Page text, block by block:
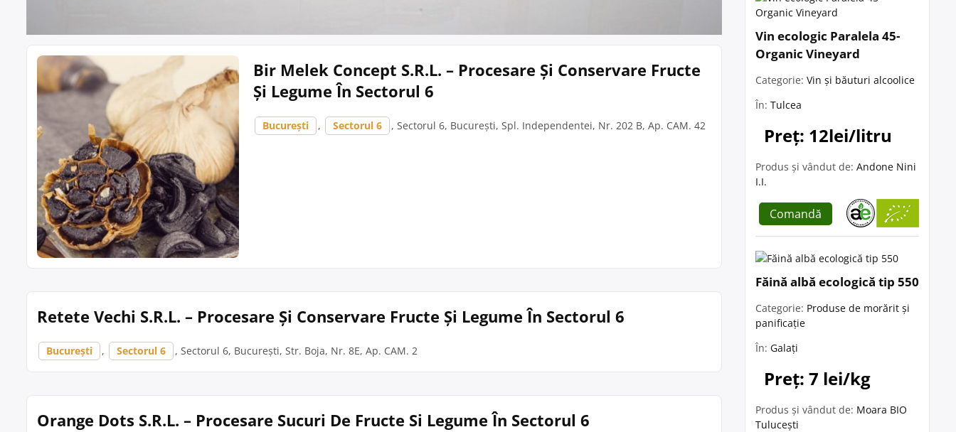
Bir Melek Concept S.R.L. – Procesare Și Conservare Fructe
Și Legume În Sectorul 6
București , Sectorul 6 , Sectorul 6, București, Spl. Independentei, Nr. 202 B, Ap. CAM. 42
Retete Vechi S.R.L. – Procesare Și Conservare Fructe Și Legume În Sectorul 6
București , Sectorul 6 , Sectorul 6, București, Str. Boja, Nr. 8E, Ap. CAM. 2
Orange Dots S.R.L. – Procesare Sucuri De Fructe Si Legume În Sectorul 6
Vin ecologic Paralela 45-
Organic Vineyard
Categorie: Vin și băuturi alcoolice
În: Tulcea
Preț: 12lei/litru
Produs și vândut de: Andone Nini
I.I.
Comandă
Făină albă ecologică tip 550
Categorie: Produse de morărit și
panificație
În: Galați
Preț: 7 lei/kg
Produs și vândut de: Moara BIO
Tulucești